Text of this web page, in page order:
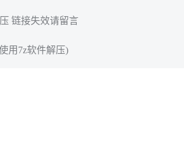
链接失效请留言
用7z软件解压)